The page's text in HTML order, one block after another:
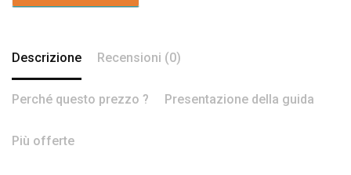
Descrizione Recensioni (0)
Perché questo prezzo ? Presentazione della guida
Più offerte